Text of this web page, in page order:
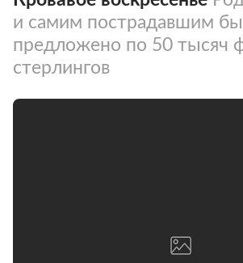
и самим пострадавшим
предложено по 50 тысяч
стерлингов